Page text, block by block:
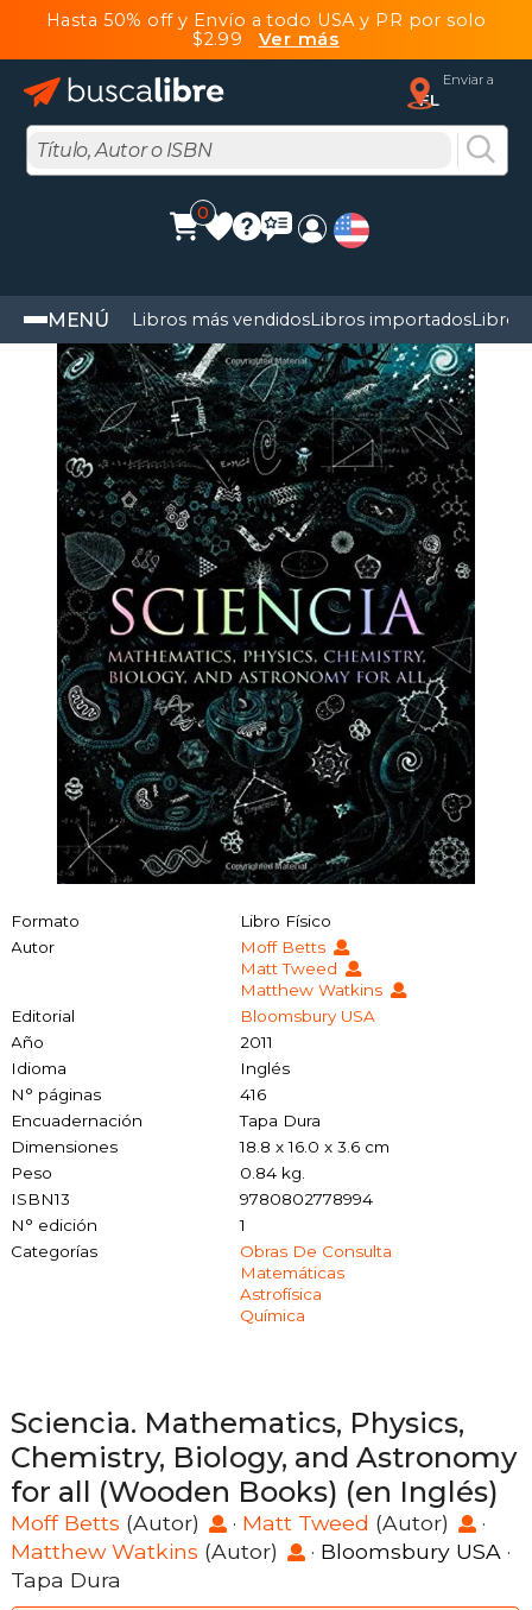
Hasta 50% off y Envío a todo USA y PR por solo
$2.99 Ver más
Enviar a
FL
0
MENÚ Libros más vendidosLibros importadosLibros
Formato
Libro Físico
Autor
Moff Betts
Matt Tweed
Matthew Watkins
Editorial
Bloomsbury USA
Año
2011
Idioma
Inglés
N° páginas
416
Encuadernación
Tapa Dura
Dimensiones
18.8 x 16.0 x 3.6 cm
Peso
0.84 kg.
ISBN13
9780802778994
N° edición
1
Categorías
Obras De Consulta
Matemáticas
Astrofísica
Química
Sciencia. Mathematics, Physics,
Chemistry, Biology, and Astronomy
for all (Wooden Books) (en Inglés)
Moff Betts (Autor) · Matt Tweed (Autor)
·
Matthew Watkins (Autor) · Bloomsbury USA ·
Tapa Dura